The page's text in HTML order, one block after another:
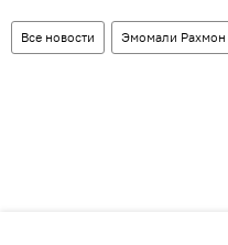
Все новости Эмомали Рахмон